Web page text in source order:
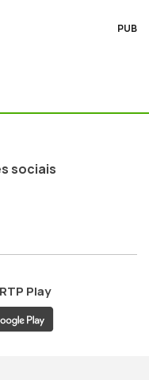
PUB
sociais
RTP Play